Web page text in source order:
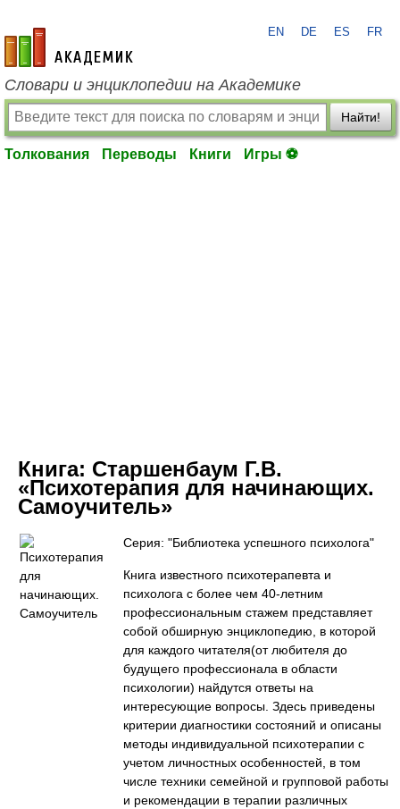
academic.ru
EN DE ES FR
Словари и энциклопедии на Академике
Найти!
Толкования Переводы Книги Игры ⚽
Книга: Старшенбаум Г.В.
«Психотерапия для начинающих.
Самоучитель»
Серия: "Библиотека успешного психолога"
Книга известного психотерапевта и
психолога с более чем 40-летним
профессиональным стажем представляет
собой обширную энциклопедию, в которой
для каждого читателя(от любителя до
будущего профессионала в области
психологии) найдутся ответы на
интересующие вопросы. Здесь приведены
критерии диагностики состояний и описаны
методы индивидуальной психотерапии с
учетом личностных особенностей, в том
числе техники семейной и групповой работы
и рекомендации в терапии различных